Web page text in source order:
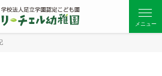
メニュー